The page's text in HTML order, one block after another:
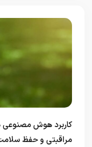
کاربرد هوش مصنوعی
مراقبتی و حفظ